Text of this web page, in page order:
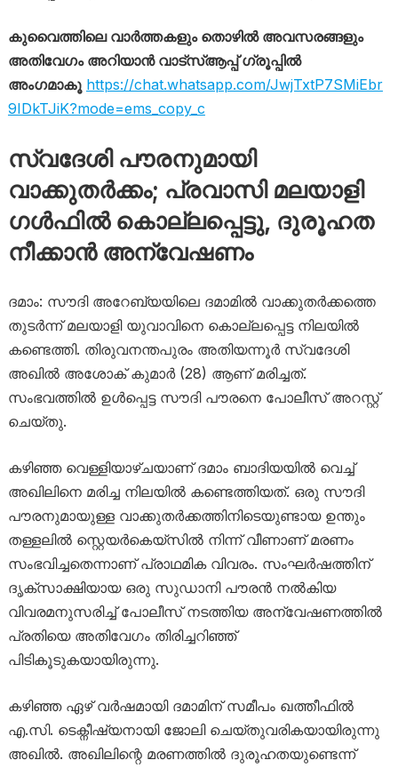
കുവൈത്തിലെ വാർത്തകളും തൊഴിൽ അവസരങ്ങളും
അതിവേഗം അറിയാൻ വാട്സ്ആപ്പ് ഗ്രൂപ്പിൽ
അംഗമാകൂ https://chat.whatsapp.com/JwjTxtP7SMiEbr
9IDkTJiK?mode=ems_copy_c
സ്വദേശി പൗരനുമായി
വാക്കുതർക്കം; പ്രവാസി മലയാളി ​
ഗൾഫിൽ കൊല്ലപ്പെട്ടു, ദുരൂഹത
നീക്കാൻ അന്വേഷണം
ദമാം: സൗദി അറേബ്യയിലെ ദമാമിൽ വാക്കുതർക്കത്തെ
തുടർന്ന് മലയാളി യുവാവിനെ കൊല്ലപ്പെട്ട നിലയിൽ
കണ്ടെത്തി. തിരുവനന്തപുരം അതിയന്നൂർ സ്വദേശി
അഖിൽ അശോക് കുമാർ (28) ആണ് മരിച്ചത്.
സംഭവത്തിൽ ഉൾപ്പെട്ട സൗദി പൗരനെ പോലീസ് അറസ്റ്റ്
ചെയ്തു.
കഴിഞ്ഞ വെള്ളിയാഴ്ചയാണ് ദമാം ബാദിയയിൽ വെച്ച്
അഖിലിനെ മരിച്ച നിലയിൽ കണ്ടെത്തിയത്. ഒരു സൗദി
പൗരനുമായുള്ള വാക്കുതർക്കത്തിനിടെയുണ്ടായ ഉന്തും
തള്ളലിൽ സ്റ്റെയർകെയ്‌സിൽ നിന്ന് വീണാണ് മരണം
സംഭവിച്ചതെന്നാണ് പ്രാഥമിക വിവരം. സംഘർഷത്തിന്
ദൃക്‌സാക്ഷിയായ ഒരു സുഡാനി പൗരൻ നൽകിയ
വിവരമനുസരിച്ച് പോലീസ് നടത്തിയ അന്വേഷണത്തിൽ
പ്രതിയെ അതിവേഗം തിരിച്ചറിഞ്ഞ്
പിടികൂടുകയായിരുന്നു.
കഴിഞ്ഞ ഏഴ് വർഷമായി ദമാമിന് സമീപം ഖത്തീഫിൽ
എ.സി. ടെക്നീഷ്യനായി ജോലി ചെയ്തുവരികയായിരുന്നു
അഖിൽ. അഖിലിന്റെ മരണത്തിൽ ദുരൂഹതയുണ്ടെന്ന്